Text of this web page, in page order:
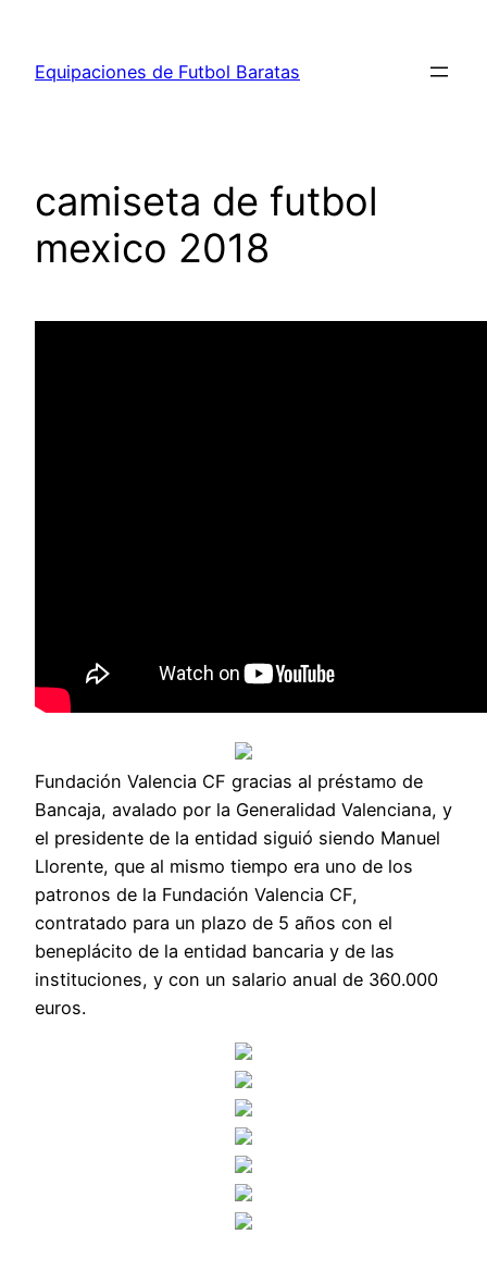
contenido
Equipaciones de Futbol Baratas
camiseta de futbol
mexico 2018
Fundación Valencia CF gracias al préstamo de
Bancaja, avalado por la Generalidad Valenciana, y
el presidente de la entidad siguió siendo Manuel
Llorente, que al mismo tiempo era uno de los
patronos de la Fundación Valencia CF,
contratado para un plazo de 5 años con el
beneplácito de la entidad bancaria y de las
instituciones, y con un salario anual de 360.000
euros.